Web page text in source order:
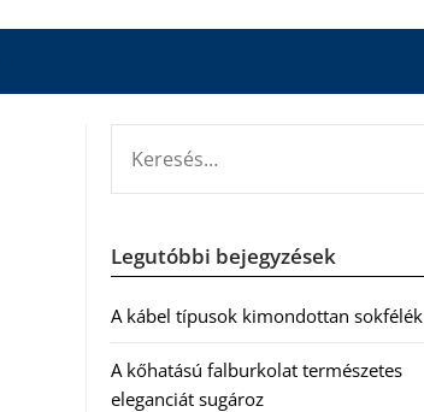
Legutóbbi bejegyzések
A kábel típusok kimondottan sokfélék
A kőhatású falburkolat természetes
eleganciát sugároz